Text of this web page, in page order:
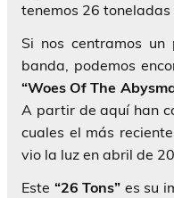
tenemos 26 toneladas
Si nos centramos
banda, podemos
“Woes Of The
A partir de aquí han
cuales el más
vio la luz en abril de
Este “26 Tons” es su